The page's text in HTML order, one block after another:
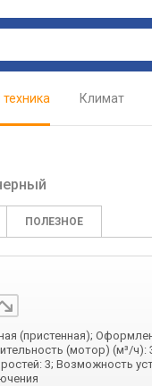
Климат
ПОЛЕЗНОЕ
(пристенная);
(мотор) (м³/
3; Возможность